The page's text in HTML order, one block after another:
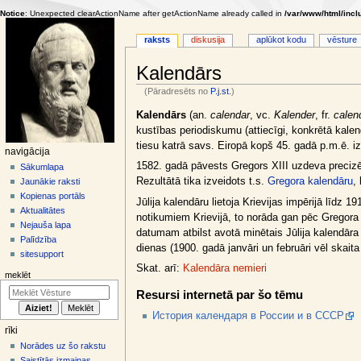
Notice: Unexpected clearActionName after getActionName already called in /var/www/html/
Kalendārs
(Pāradresēts no P.j.st.)
Jump
to
navigation
Jump
to
search
Kalendārs(an. calendar, vc. Kalender, fr.
kustības periodiskumu (attiecīgi, konkrētā
tiesu katrā savs. Eiropā kopš 45. gadā p.m.ē.
1582. gadā pāvests Gregors XIII uzdeva
Rezultātā tika izveidots t.s. Gregora kalendāru,
Jūlija kalendāru lietoja Krievijas impērijā līdz
notikumiem Krievijā, to norāda gan pēc Gregora
datumam atbilst avotā minētais Jūlija
dienas (1900. gadā janvāri un februāri vēl
Skat. arī: Kalendāra nemieri
Resursi internetā par šo tēmu
История календаря в России и в СССР
N
i
s
raksts diskusija aplūkot kodu vēsture
navigācija
Sākumlapa
Jaunākie raksti
Kopienas portāls
Aktualitātes
Nejauša lapa
Palīdzība
sitesupport
meklēt
rīki
Norādes uz šo rakstu